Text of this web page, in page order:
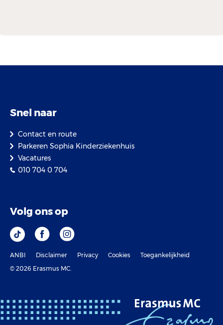
Snel naar
Contact en route
Parkeren Sophia Kinderziekenhuis
Vacatures
010 704 0 704
Volg ons op
ANBI Disclaimer Privacy Cookies
Toegankelijkheid
© 2026 Erasmus MC.